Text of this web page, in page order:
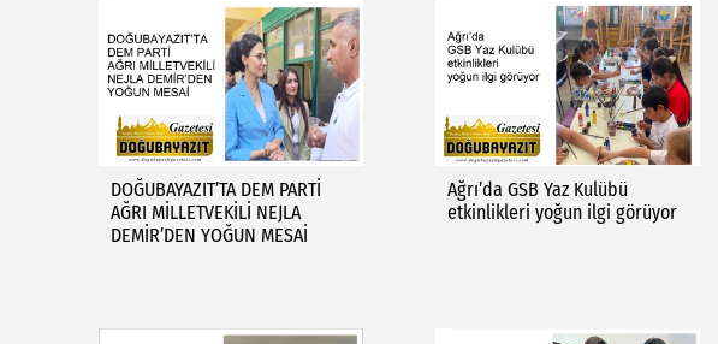
DOĞUBAYAZIT’TA DEM PARTİ
AĞRI MİLLETVEKİLİ NEJLA
DEMİR’DEN YOĞUN MESAİ
Ağrı’da GSB Yaz Kulübü
etkinlikleri yoğun ilgi görüyor